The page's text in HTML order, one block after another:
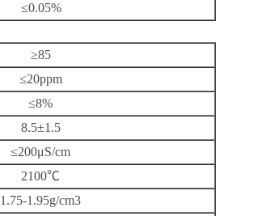
≤0.05%
≥85
≤20ppm
≤8%
8.5±1.5
≤200μS/cm
2100℃
1.75-1.95g/cm3